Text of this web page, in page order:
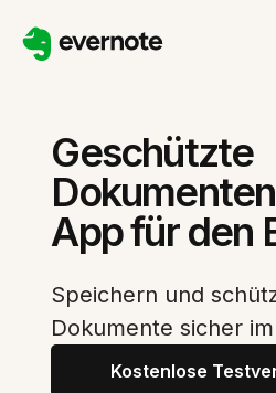
Geschützte
App für den
Speichern und
Dokumente sicher
Kostenlose